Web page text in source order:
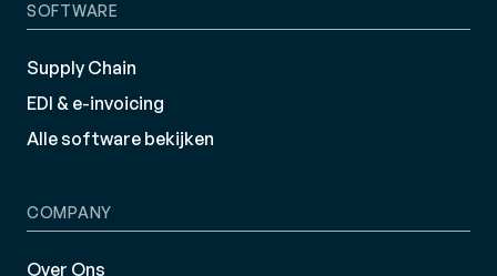
SOFTWARE
Supply Chain
EDI & e-invoicing
Alle software bekijken
COMPANY
Over Ons